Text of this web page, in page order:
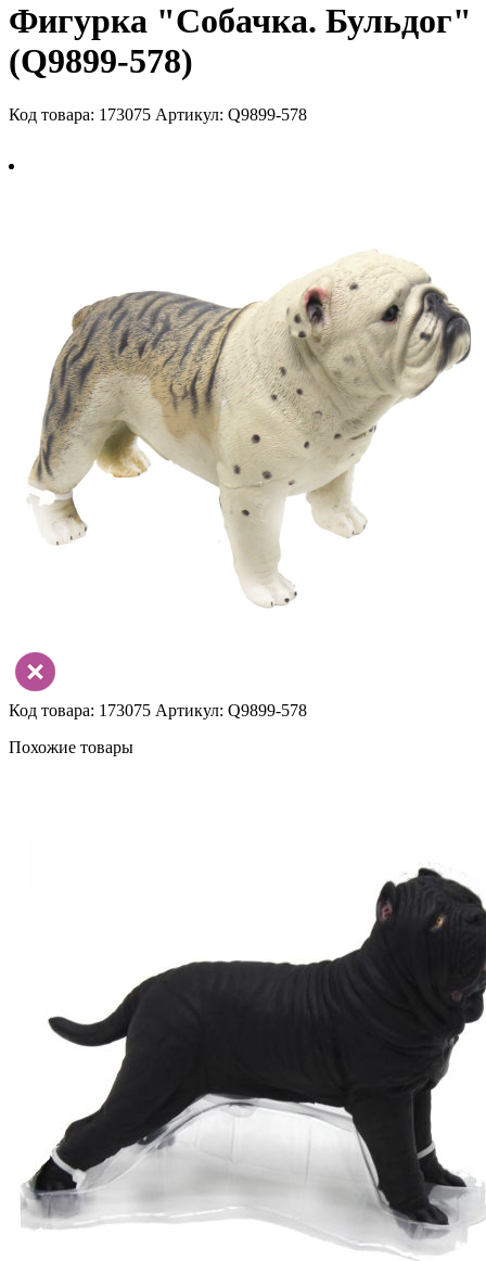
Фигурка "Собачка. Бульдог"
(Q9899-578)
Код товара: 173075 Артикул: Q9899-578
Код товара: 173075 Артикул: Q9899-578
Похожие товары